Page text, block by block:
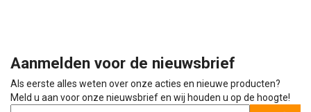
Aanmelden voor de nieuwsbrief
Als eerste alles weten over onze acties en nieuwe producten?
Meld u aan voor onze nieuwsbrief en wij houden u op de hoogte!